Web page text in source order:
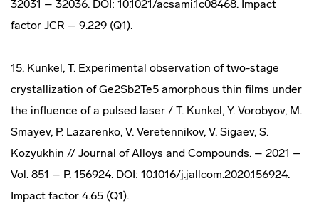
32031 – 32036. DOI: 10.1021/acsami.1c08468. Impact
factor JCR – 9.229 (Q1).
15. Kunkel, T. Experimental observation of two-stage
crystallization of Ge2Sb2Te5 amorphous thin films under
the influence of a pulsed laser / T. Kunkel, Y. Vorobyov, M.
Smayev, P. Lazarenko, V. Veretennikov, V. Sigaev, S.
Kozyukhin // Journal of Alloys and Compounds. – 2021 –
Vol. 851 – P. 156924. DOI: 10.1016/j.jallcom.2020.156924.
Impact factor 4.65 (Q1).